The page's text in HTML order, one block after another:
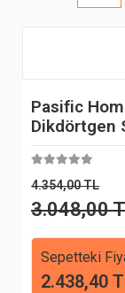
Pasific
Dikdörtgen
4.354,00 TL
3.048,00
Sepetteki
2.438,40